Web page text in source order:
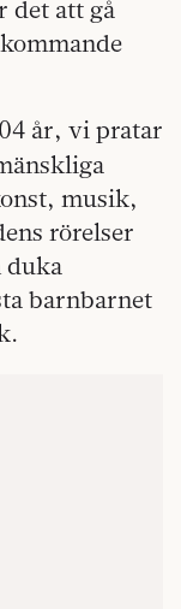
det att gå
år, vi pratar
musik,
rörelser
duka
barnbarnet